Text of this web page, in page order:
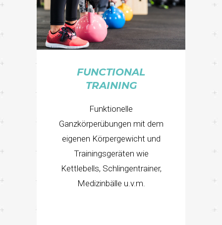
FUNCTIONAL
TRAINING
Funktionelle
Ganzkörperübungen mit dem
eigenen Körpergewicht und
Trainingsgeräten wie
Kettlebells, Schlingentrainer,
Medizinbälle u.v.m.